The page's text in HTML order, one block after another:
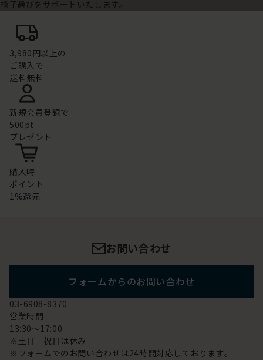
椅子選びをサポートいたします。
3,980円以上の
ご購入で
送料無料
新規会員登録で
500pt
プレゼント
購入時
ポイント
1%還元
お問い合わせ
フォームからのお問い合わせ
03-6908-8370
営業時間
13:30～17:00
※土日 祝日は休み
※フォームでのお問い合わせは24時間対応しております。